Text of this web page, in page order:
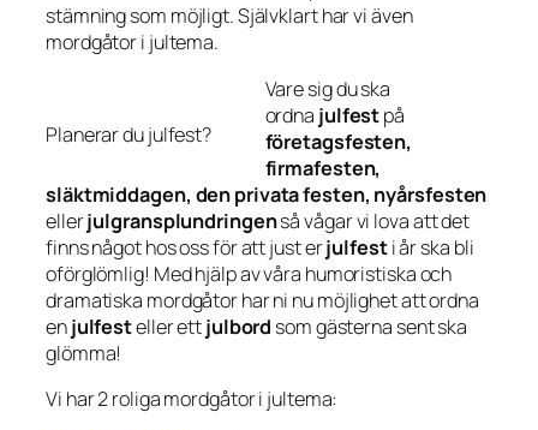
stämning som möjligt. Självklart har vi även
mordgåtor i jultema.
Planerar du julfest?
Vare sig du ska
ordna julfestpå
företagsfesten,
firmafesten,
släktmiddagen, den privata festen, nyårsfesten
ellerjulgransplundringenså vågar vi lova att det
finns något hos oss för att just erjulfesti år ska bli
oförglömlig! Med hjälp av våra humoristiska och
dramatiska mordgåtor har ni nu möjlighet att ordna
enjulfesteller ettjulbord som gästerna sent ska
glömma!
Vi har 2 roliga mordgåtor i jultema: